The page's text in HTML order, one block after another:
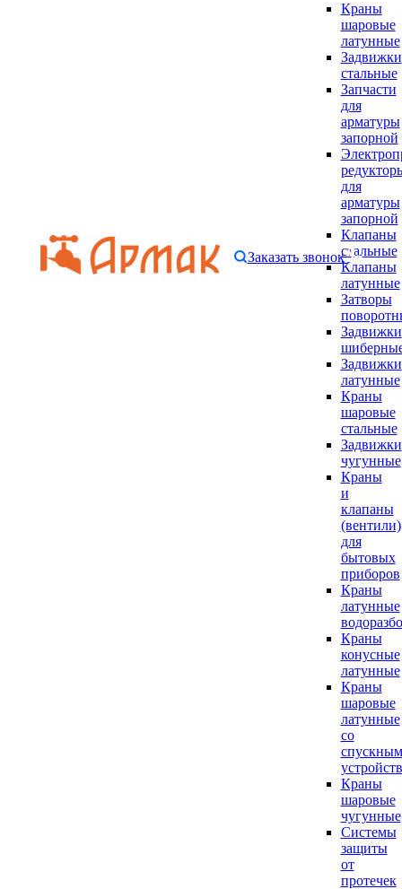
Краны
шаровые
латунные
Задвижки
стальные
Запчасти
для
арматуры
запорной
для
арматуры
запорной
Клапаны
стальные
Клапаны
латунные
Затворы
Задвижки
Задвижки
латунные
Краны
шаровые
стальные
Задвижки
чугунные
Краны
и
клапаны
(вентили)
для
бытовых
приборов
Краны
латунные
Краны
конусные
латунные
Краны
шаровые
латунные
со
спускным
Краны
шаровые
чугунные
Системы
защиты
от
протечек
Заказать звонок